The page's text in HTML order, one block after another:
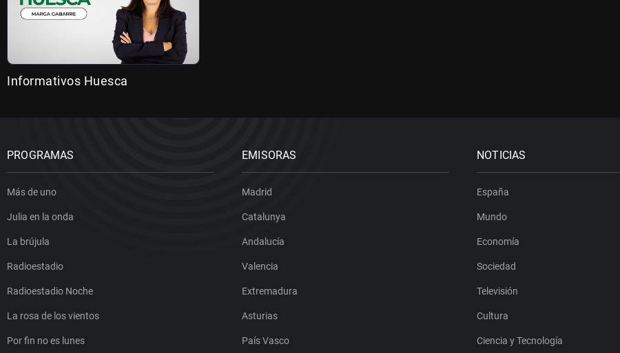
Informativos Huesca
PROGRAMAS
Más de uno
Julia en la onda
La brújula
Radioestadio
Radioestadio Noche
La rosa de los vientos
Por fin no es lunes
EMISORAS
Madrid
Catalunya
Andalucía
Valencia
Extremadura
Asturias
País Vasco
NOTICIAS
España
Mundo
Economía
Sociedad
Televisión
Cultura
Ciencia y Tecnología